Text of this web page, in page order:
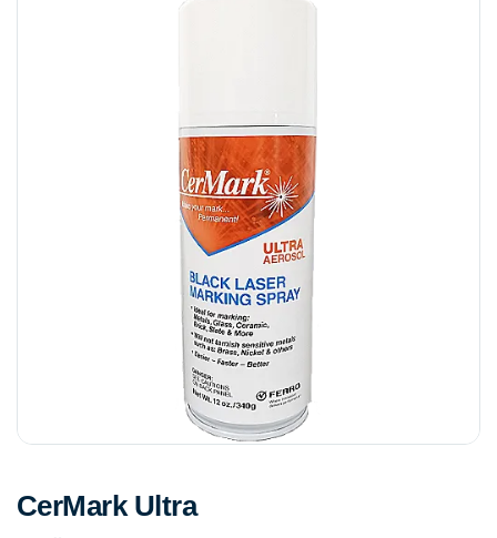
CerMark Ultra